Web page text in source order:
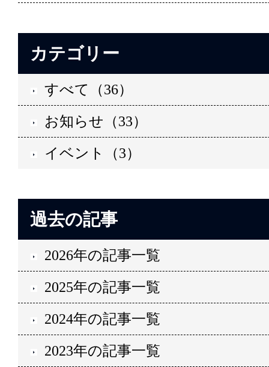
カテゴリー
すべて（36）
お知らせ（33）
イベント（3）
過去の記事
2026年の記事一覧
2025年の記事一覧
2024年の記事一覧
2023年の記事一覧